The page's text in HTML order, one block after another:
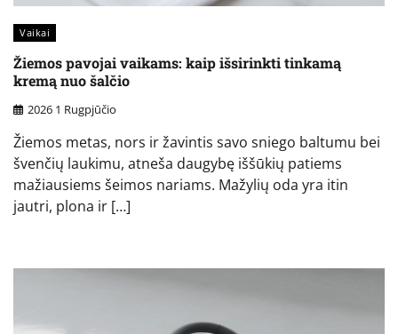
Vaikai
Žiemos pavojai vaikams: kaip išsirinkti tinkamą
kremą nuo šalčio
2026 1 Rugpjūčio
Žiemos metas, nors ir žavintis savo sniego baltumu bei
švenčių laukimu, atneša daugybę iššūkių patiems
mažiausiems šeimos nariams. Mažylių oda yra itin
jautri, plona ir […]